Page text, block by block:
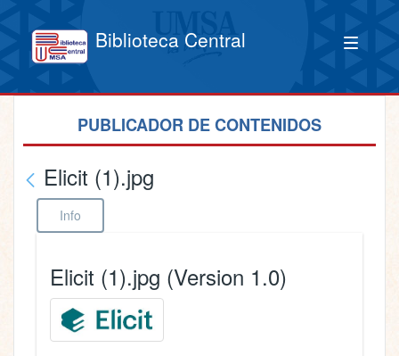
Biblioteca Central
PUBLICADOR DE CONTENIDOS
Elicit (1).jpg
Info
Elicit (1).jpg (Version 1.0)